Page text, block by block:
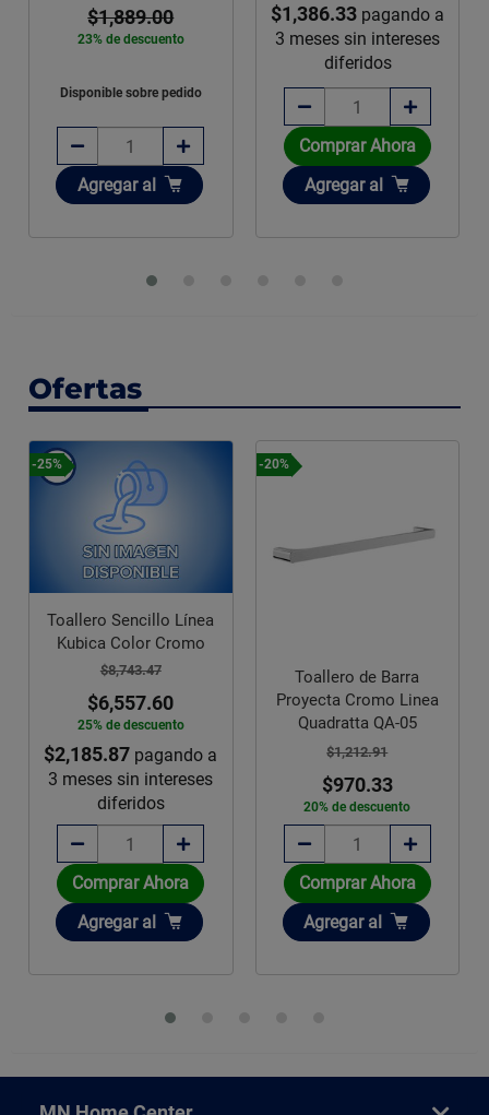
$1,889.00
23% de descuento
Disponible sobre pedido
Añadir
Agregar al
$1,386.33 pagando a
3 meses sin intereses
diferidos
Comprar Ahora
Añadir
Agregar al
Ofertas
Línea
Cromo
pagando a
intereses
Ahora
-20%
Proyecta Cromo Linea
Quadratta QA-05
$1,212.91
$970.33
Comprar Ahora
Añadir
Agregar
Toallero
Argolla Cromo
20% de
Comprar
Añadir
Agregar